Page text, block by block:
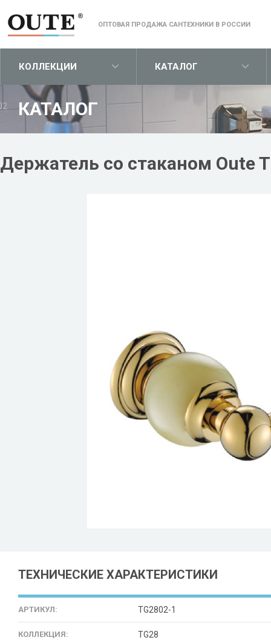
ОПТОВАЯ ПРОДАЖА САНТЕХНИКИ В РОССИИ
КОЛЛЕКЦИИ КАТАЛОГ
КАТАЛОГ
Держатель со стаканом Oute
ТЕХНИЧЕСКИЕ ХАРАКТЕРИСТИКИ
АРТИКУЛ: TG2802-1
КОЛЛЕКЦИЯ: TG28